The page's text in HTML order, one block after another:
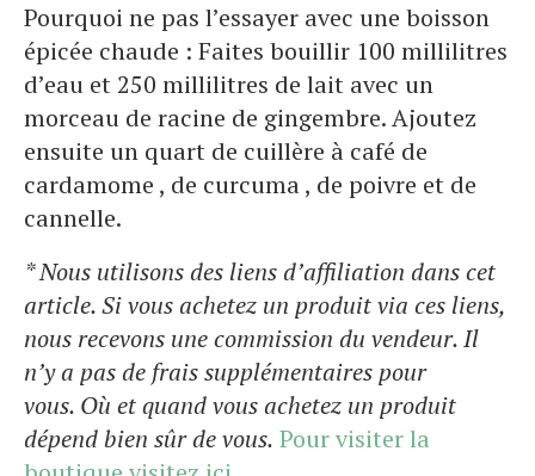
Pourquoi ne pas l’essayer avec une boisson
épicée chaude : Faites bouillir 100 millilitres
d’eau et 250 millilitres de lait avec un
morceau de racine de gingembre. Ajoutez
ensuite un quart de cuillère à café de
cardamome , de curcuma , de poivre et de
cannelle.
* Nous utilisons des liens d’affiliation dans cet
article. Si vous achetez un produit via ces liens,
nous recevons une commission du vendeur. Il
n’y a pas de frais supplémentaires pour
vous. Où et quand vous achetez un produit
dépend bien sûr de vous. Pour visiter la